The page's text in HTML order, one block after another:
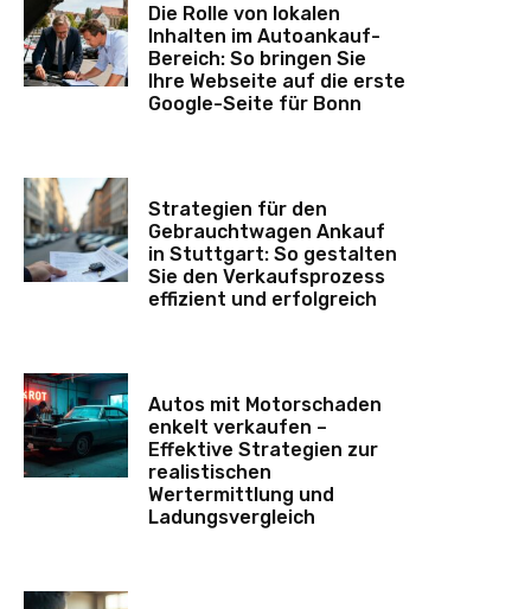
Die Rolle von lokalen
Inhalten im Autoankauf-
Bereich: So bringen Sie
Ihre Webseite auf die erste
Google-Seite für Bonn
Strategien für den
Gebrauchtwagen Ankauf
in Stuttgart: So gestalten
Sie den Verkaufsprozess
effizient und erfolgreich
Autos mit Motorschaden
enkelt verkaufen –
Effektive Strategien zur
realistischen
Wertermittlung und
Ladungsvergleich